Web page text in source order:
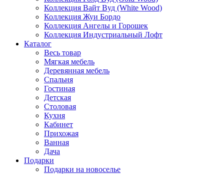
Коллекция Вайт Вуд (White Wood)
Коллекция Жуи Бордо
Коллекция Ангелы и Горошек
Коллекция Индустриальный Лофт
Каталог
Весь товар
Мягкая мебель
Деревянная мебель
Спальня
Гостиная
Детская
Столовая
Кухня
Кабинет
Прихожая
Ванная
Дача
Подарки
Подарки на новоселье